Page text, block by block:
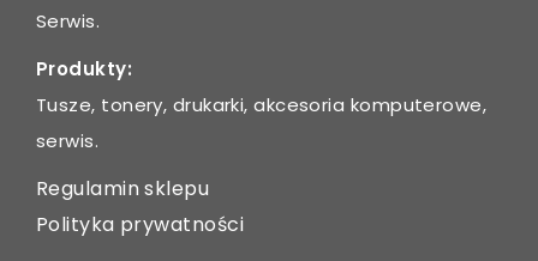
Serwis.
Produkty:
Tusze, tonery, drukarki, akcesoria komputerowe,
serwis.
Regulamin sklepu
Polityka prywatności